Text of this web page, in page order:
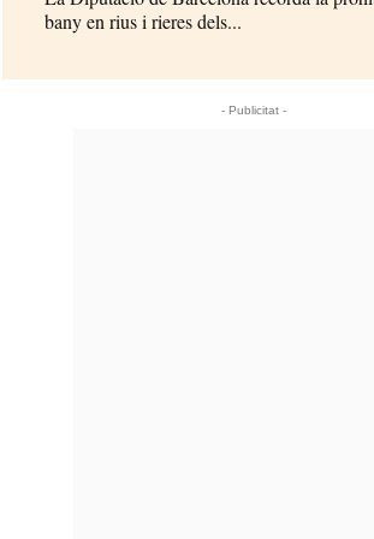
bany en rius i rieres dels...
- Publicitat -